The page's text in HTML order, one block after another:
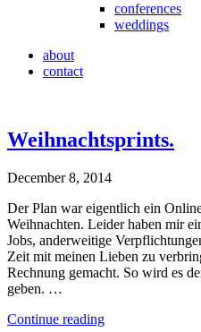
conferences
weddings
about
contact
Weihnachtsprints.
December 8, 2014
Der Plan war eigentlich ein
Weihnachten. Leider haben mir
Jobs, anderweitige
Zeit mit meinen Lieben zu
Rechnung gemacht. So wird es
geben. …
Continue reading